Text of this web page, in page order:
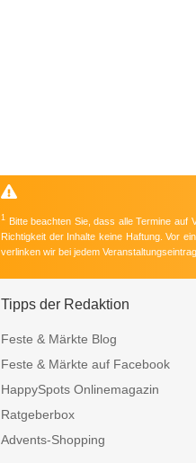
1 Bitte beachten Sie, dass alle Termine
Richtigkeit der Inhalte keine Haftung. Vor
verlinken wir bei jedem
Tipps der Redaktion
Feste & Märkte Blog
Feste & Märkte auf Facebook
HappySpots Onlinemagazin
Ratgeberbox
Advents-Shopping